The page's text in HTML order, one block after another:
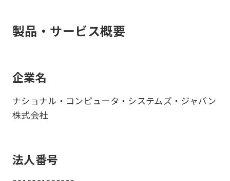
製品・サービス概要
企業名
ナショナル・コンピュータ・システムズ・ジャパン
株式会社
法人番号